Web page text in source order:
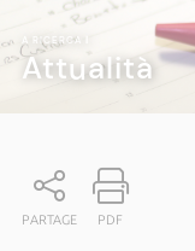
A RICERCA
Attualità
PARTAGE PDF